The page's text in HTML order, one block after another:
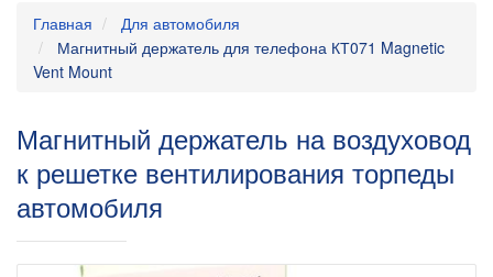
Главная
Для автомобиля
Магнитный держатель для телефона КТ071 Magnetic
Vent Mount
Магнитный держатель на воздуховод
к решетке вентилирования торпеды
автомобиля